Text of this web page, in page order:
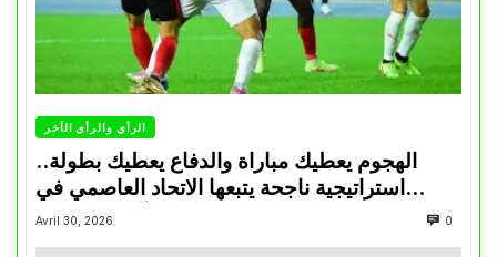
الرأي والرأي الأخر
الهجوم يعطيك مباراة والدفاع يعطيك بطولة..
استراتيجية ناجحة يتبعها الاتحاد العاصمي في
تتويجاته آخر السنوات
Avril 30, 2026 0